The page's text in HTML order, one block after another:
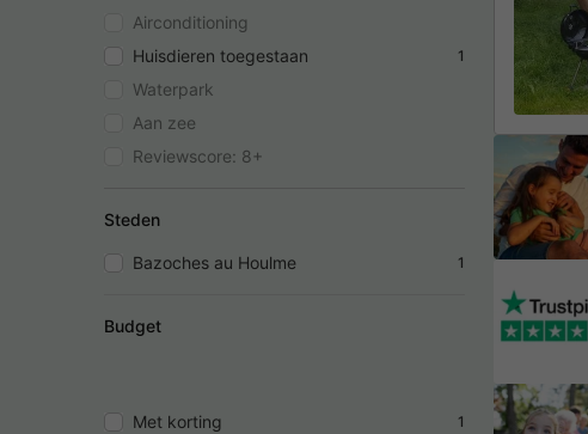
Airconditioning
Huisdieren toegestaan
1
Waterpark
Aan zee
Reviewscore: 8+
Steden
Bazoches au Houlme 1
Budget
Met korting 1